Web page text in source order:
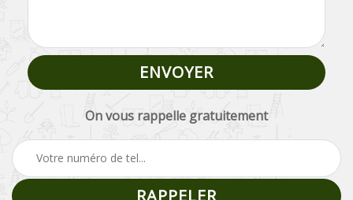
On vous rappelle gratuitement